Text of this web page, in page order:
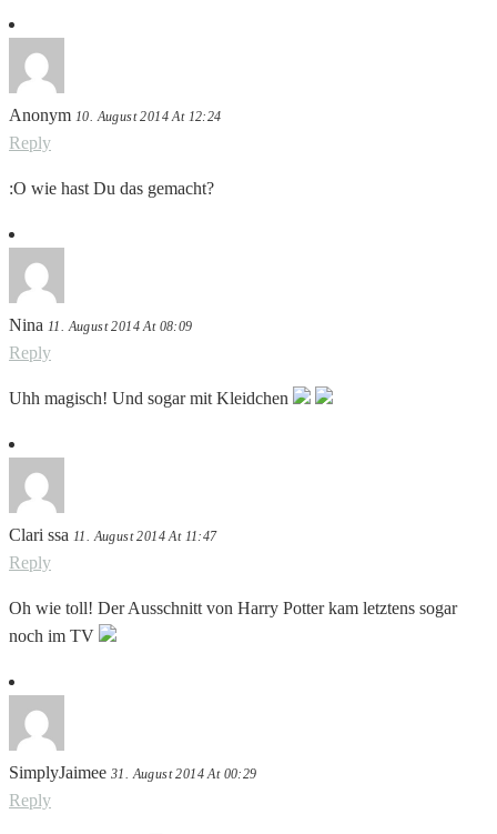
Anonym 10. August 2014 At 12:24
Reply
:O wie hast Du das gemacht?
Nina 11. August 2014 At 08:09
Reply
Uhh magisch! Und sogar mit Kleidchen
Clari ssa 11. August 2014 At 11:47
Reply
Oh wie toll! Der Ausschnitt von Harry Potter kam letztens sogar
noch im TV
SimplyJaimee 31. August 2014 At 00:29
Reply